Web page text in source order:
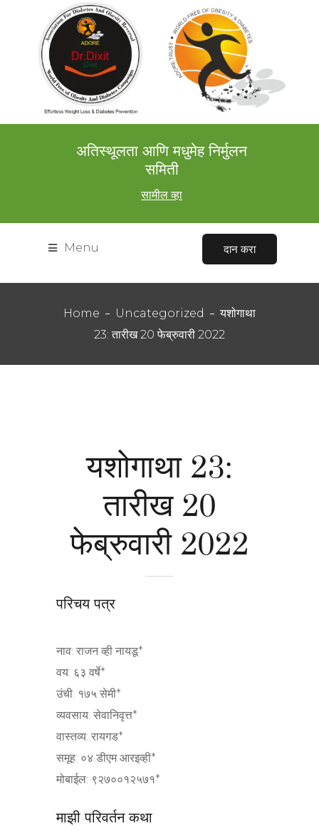
अतिस्थूलता आणि मधुमेह निर्मुलन
समिती
सामील व्हा
Menu दान करा
Home Uncategorized
यशोगाथा
23: तारीख 20 फेब्रुवारी 2022
यशोगाथा 23:
तारीख 20
फेब्रुवारी 2022
परिचय पत्र
नाव: राजन व्ही नायडू*
वय: ६३ वर्षे*
उंची: १७५ सेमी*
व्यवसाय: सेवानिवृत्त*
वास्तव्य: रायगड*
समूह: ०४ डीएम आरइव्ही*
मोबाईल: ९२७००१२५७१*
माझी परिवर्तन कथा